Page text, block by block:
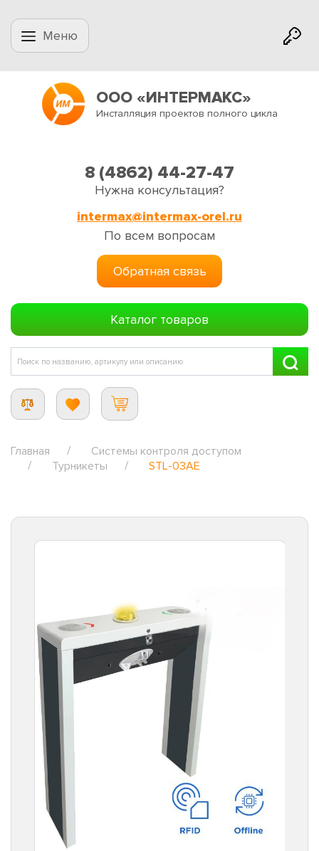
Меню
ООО «ИНТЕРМАКС»
Инсталляция проектов полного цикла
8 (4862) 44-27-47
Нужна консультация?
intermax@intermax-orel.ru
По всем вопросам
Обратная связь
Каталог товаров
Главная
Системы контроля доступом
Турникеты
STL-03AE